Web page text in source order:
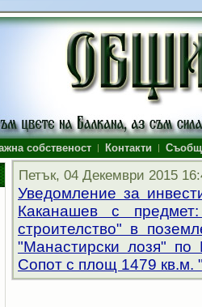
собственост Контакти
Петък, 04 Декември 2015
Уведомление за
Каканашев с
строителство" в
"Манастирски лозя"
Сопот с площ 1479 кв.м.